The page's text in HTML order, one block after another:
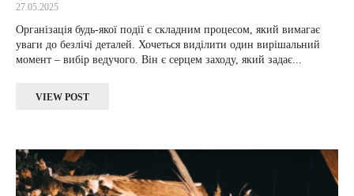
27.05.2025
Організація будь-якої події є складним процесом, який вимагає
уваги до безлічі деталей. Хочеться виділити один вирішальний
момент – вибір ведучого. Він є серцем заходу, який задає...
VIEW POST